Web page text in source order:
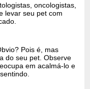
oncologistas,
levar seu pet com
Pois é, mas
do seu pet. Observe
em acalmá-lo e